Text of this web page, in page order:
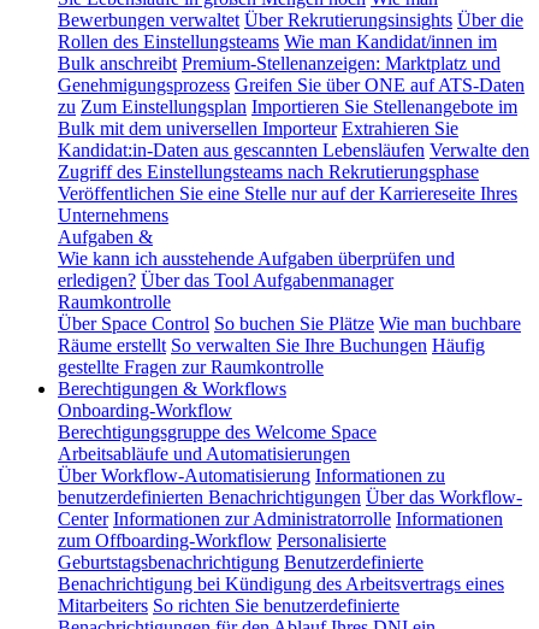
Bewerbungen verwaltet Über Rekrutierungsinsights Über die
Rollen des Einstellungsteams Wie man Kandidat/innen im
Bulk anschreibt Premium-Stellenanzeigen: Marktplatz und
Genehmigungsprozess Greifen Sie über ONE auf ATS-Daten
zu Zum Einstellungsplan Importieren Sie Stellenangebote im
Bulk mit dem universellen Importeur Extrahieren Sie
Kandidat:in-Daten aus gescannten Lebensläufen Verwalte den
Zugriff des Einstellungsteams nach Rekrutierungsphase
Veröffentlichen Sie eine Stelle nur auf der Karriereseite Ihres
Unternehmens
Aufgaben &
Wie kann ich ausstehende Aufgaben überprüfen und
erledigen? Über das Tool Aufgabenmanager
Raumkontrolle
Über Space Control So buchen Sie Plätze Wie man buchbare
Räume erstellt So verwalten Sie Ihre Buchungen Häufig
gestellte Fragen zur Raumkontrolle
Berechtigungen & Workflows
Onboarding-Workflow
Berechtigungsgruppe des Welcome Space
Arbeitsabläufe und Automatisierungen
Über Workflow-Automatisierung Informationen zu
benutzerdefinierten Benachrichtigungen Über das Workflow-
Center Informationen zur Administratorrolle Informationen
zum Offboarding-Workflow Personalisierte
Geburtstagsbenachrichtigung Benutzerdefinierte
Benachrichtigung bei Kündigung des Arbeitsvertrags eines
Mitarbeiters So richten Sie benutzerdefinierte